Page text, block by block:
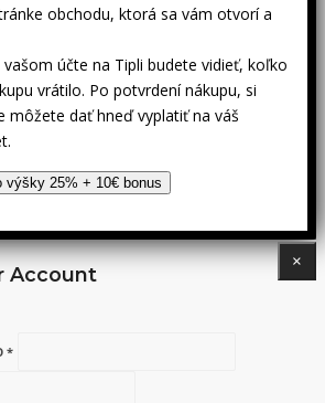
obchodu, ktorá sa vám otvorí a
vašom účte na Tipli budete vidieť, koľko
vrátilo. Po potvrdení nákupu, si
môžete dať hneď vyplatiť na váš
výšky 25% + 10€ bonus
Account
×
*